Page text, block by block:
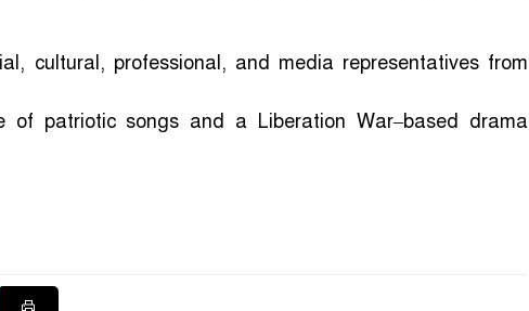
cultural, professional, and media representatives from
of patriotic songs and a Liberation War–based drama